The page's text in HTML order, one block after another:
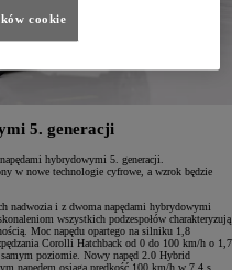
5. generacji
hybrydowymi 5. generacji.
w nowe technologie cyfrowe, a wzrok będzie
nadwozia i z dwoma napędami hybrydowymi
wszystkich podzespołów charakteryzują
Moc napędu opartego na silniku 1,8
Corolli Hatchback od 0 do 100 km/h o 1,7
poziomie. Nowy napęd 2.0 Hybrid
napędem osiąga prędkość 100 km/h w 7,4 s.
cookie